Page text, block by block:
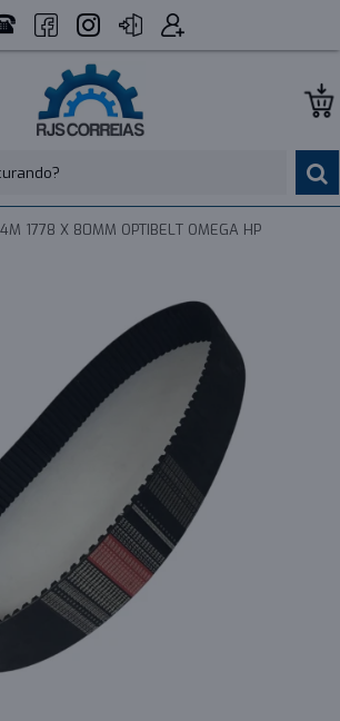
1778 X 80MM OPTIBELT OMEGA HP